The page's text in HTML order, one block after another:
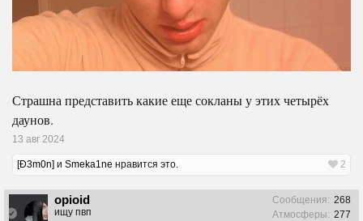
Страшна представить какие еще сокланы у этих четырёх
даунов.
13 авг 2024
[Ð3m0n] и Smeka1ne нравится это. 2
opioid
ищу пвп
Сообщения: 268
Атмосферы: 277